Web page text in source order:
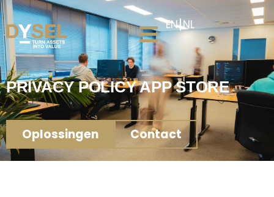
EN NL
DYSEL
PRIVACY POLICY APP STORE
Oplossingen Contact